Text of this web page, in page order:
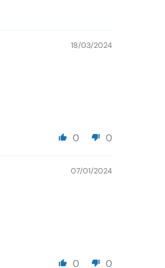
18/03/2024
0 0
07/01/2024
0 0